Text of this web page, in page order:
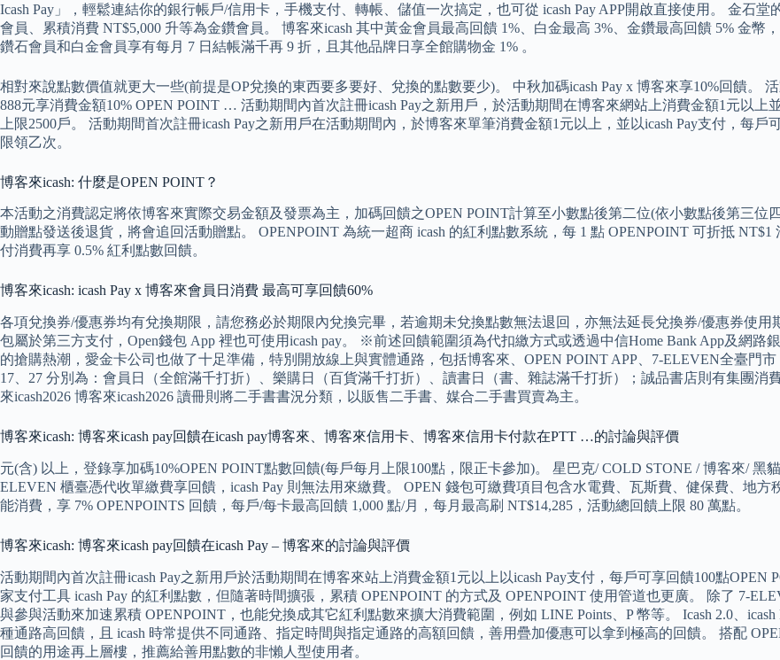
Icash Pay」，輕鬆連結你的銀行帳戶/信用卡，手機支付、轉帳、儲值一次搞定，也可從 icash Pay APP開啟直接使用。 金石
會員、累積消費 NT$5,000 升等為金鑽會員。 博客來icash 其中黃金會員最高回饋 1%、白金最高 3%、金鑽最高回饋 5% 金幣
鑽石會員和白金會員享有每月 7 日結帳滿千再 9 折，且其他品牌日享全館購物金 1% 。
相對來說點數價值就更大一些(前提是OP兌換的東西要多要好、兌換的點數要少)。 中秋加碼icash Pay x 博客來享10%回饋。
888元享消費金額10% OPEN POINT … 活動期間內首次註冊icash Pay之新用戶，於活動期間在博客來網站上消費金額1元以上
上限2500戶。 活動期間首次註冊icash Pay之新用戶在活動期間內，於博客來單筆消費金額1元以上，並以icash Pay支付，每
限領乙次。
博客來icash: 什麼是OPEN POINT？
本活動之消費認定將依博客來實際交易金額及發票為主，加碼回饋之OPEN POINT計算至小數點後第二位(依小數點後第三
動贈點發送後退貨，將會追回活動贈點。 OPENPOINT 為統一超商 icash 的紅利點數系統，每 1 點 OPENPOINT 可折抵
付消費再享 0.5% 紅利點數回饋。
博客來icash: icash Pay x 博客來會員日消費 最高可享回饋60%
各項兌換券/優惠券均有兌換期限，請您務必於期限內兌換完畢，若逾期未兌換點數無法退回，亦無法延長兌換券/優惠券使用
包屬於第三方支付，Open錢包 App 裡也可使用icash pay。 ※前述回饋範圍須為代扣繳方式或透過中信Home Bank App及網
的搶購熱潮，愛金卡公司也做了十足準備，特別開放線上與實體通路，包括博客來、OPEN POINT APP、7-ELEVEN全臺門
17、27 分別為：會員日（全館滿千打折）、樂購日（百貨滿千打折）、讀書日（書、雜誌滿千打折）；誠品書店則有集團
來icash2026 博客來icash2026 讀冊則將二手書書況分類，以販售二手書、媒合二手書買賣為主。
博客來icash: 博客來icash pay回饋在icash pay博客來、博客來信用卡、博客來信用卡付款在PTT …的討論與評價
元(含) 以上，登錄享加碼10%OPEN POINT點數回饋(每戶每月上限100點，限正卡參加)。 星巴克/ COLD STONE / 博客來/
ELEVEN 櫃臺憑代收單繳費享回饋，icash Pay 則無法用來繳費。 OPEN 錢包可繳費項目包含水電費、瓦斯費、健保費、地方
能消費，享 7% OPENPOINTS 回饋，每戶/每卡最高回饋 1,000 點/月，每月最高刷 NT$14,285，活動總回饋上限 80 萬點。
博客來icash: 博客來icash pay回饋在icash Pay – 博客來的討論與評價
活動期間內首次註冊icash Pay之新用戶於活動期間在博客來站上消費金額1元以上以icash Pay支付，每戶可享回饋100點
家支付工具 icash Pay 的紅利點數，但隨著時間擴張，累積 OPENPOINT 的方式及 OPENPOINT 使用管道也更廣。 除了 7-
與參與活動來加速累積 OPENPOINT，也能兌換成其它紅利點數來擴大消費範圍，例如 LINE Points、P 幣等。 Icash 2.0、
種通路高回饋，且 icash 時常提供不同通路、指定時間與指定通路的高額回饋，善用疊加優惠可以拿到極高的回饋。 搭配
回饋的用途再上層樓，推薦給善用點數的非懶人型使用者。